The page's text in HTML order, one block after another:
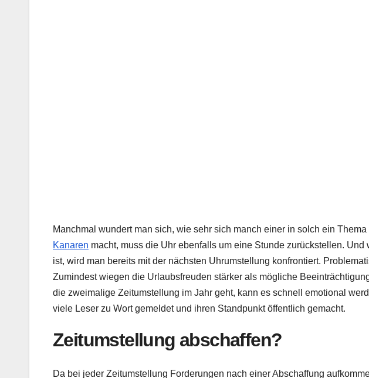
Manchmal wundert man sich, wie sehr sich manch einer in solch ein
Kanaren macht, muss die Uhr ebenfalls um eine Stunde zurückstellen.
ist, wird man bereits mit der nächsten Uhrumstellung konfrontiert.
Zumindest wiegen die Urlaubsfreuden stärker als mögliche
die zweimalige Zeitumstellung im Jahr geht, kann es schnell emotional
viele Leser zu Wort gemeldet und ihren Standpunkt öffentlich gemacht.
Zeitumstellung abschaffen?
Da bei jeder Zeitumstellung Forderungen nach einer Abschaffung